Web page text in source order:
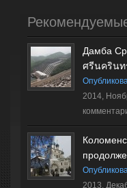
Дамба
ศรีนครินท
2014,
2013,